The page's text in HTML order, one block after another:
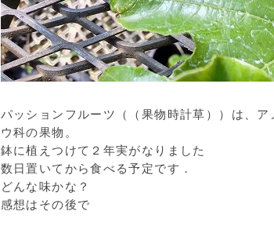
パッションフルーツ（（果物時計草））は、
ウ科の果物。
鉢に植えつけて２年実がなりました
数日置いてから食べる予定です．
どんな味かな？
感想はその後で